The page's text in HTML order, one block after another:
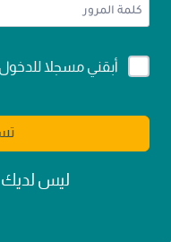
Alternative:
أبقني مسجلا للدخول
ليس